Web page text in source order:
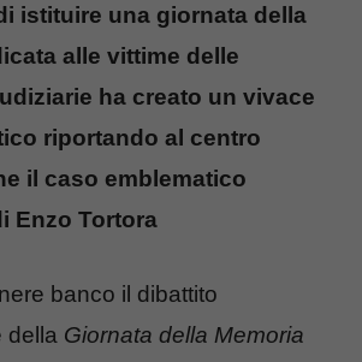
istituire una giornata della
alle vittime delle
ha creato un vivace
riportando al centro
il caso emblematico
Enzo Tortora
banco il dibattito
della Giornata della Memoria